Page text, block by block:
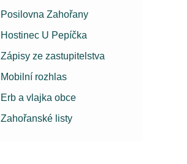
Posilovna Zahořany
Hostinec U Pepíčka
Zápisy ze zastupitelstva
Mobilní rozhlas
Erb a vlajka obce
Zahořanské listy